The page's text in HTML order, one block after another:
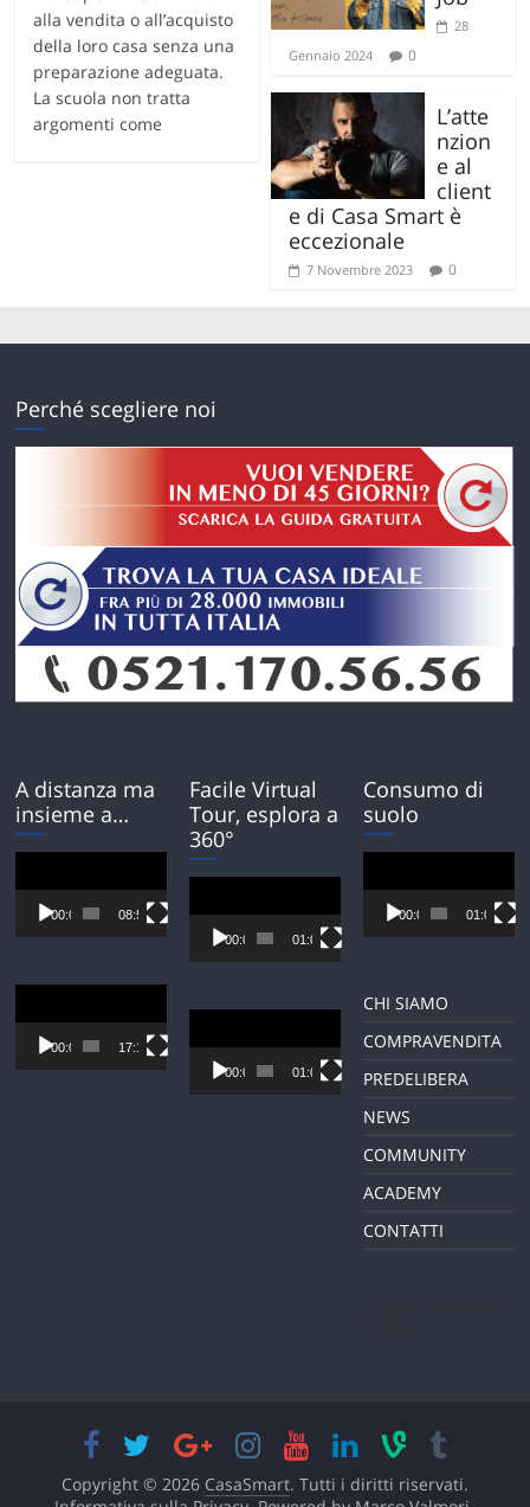
alla vendita o all’acquisto
della loro casa senza una
preparazione adeguata.
La scuola non tratta
argomenti come
28
Gennaio 2024
0
L’atte
nzion
e al
client
e di Casa Smart è
eccezionale
7 Novembre 2023 0
Perché scegliere noi
A distanza ma
insieme a…
Player
00:00 08:54
Player
00:00 17:12
Facile Virtual
Tour, esplora a
360°
Player
00:00 01:01
Player
00:00 01:01
Consumo di
suolo
Player
00:00 01:01
CHI SIAMO
COMPRAVENDITA
PREDELIBERA
NEWS
COMMUNITY
ACADEMY
CONTATTI
Copyright © 2026 CasaSmart. Tutti i diritti riservati.